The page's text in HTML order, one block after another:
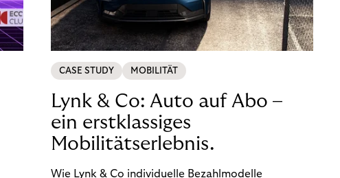
CASE STUDY MOBILITÄT
Lynk & Co: Auto auf Abo –
ein erstklassiges
Mobilitätserlebnis.
Wie Lynk & Co individuelle Bezahlmodelle